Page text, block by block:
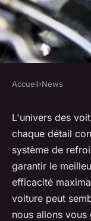
système
d'une
des
Accueil›News
L'univers des
chaque détail
système de
garantir le
efficacité
voiture peut
nous allons